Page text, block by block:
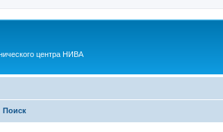
центра НИВА
Поиск